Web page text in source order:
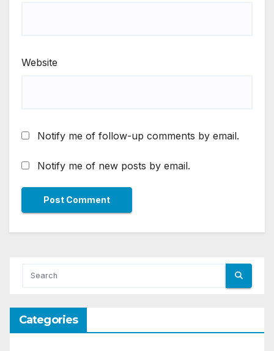
Website
Notify me of follow-up comments by email.
Notify me of new posts by email.
Categories